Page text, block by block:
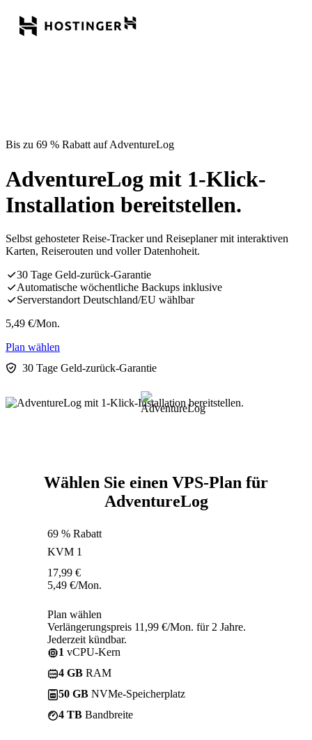
Bis zu 69 % Rabatt auf AdventureLog
AdventureLog mit 1-Klick-
Installation bereitstellen.
Selbst gehosteter Reise-Tracker und Reiseplaner mit interaktiven
Karten, Reiserouten und voller Datenhoheit.
30 Tage Geld-zurück-Garantie
Automatische wöchentliche Backups inklusive
Serverstandort Deutschland/EU wählbar
5,49 €/Mon.
Plan wählen
30 Tage Geld-zurück-Garantie
Wählen Sie einen VPS-Plan für
AdventureLog
69 % Rabatt
KVM 1
17,99 €
5,49 €/Mon.
Plan wählen
Verlängerungspreis 11,99 €/Mon. für 2 Jahre.
Jederzeit kündbar.
1 vCPU-Kern
4 GB RAM
50 GB NVMe-Speicherplatz
4 TB Bandbreite